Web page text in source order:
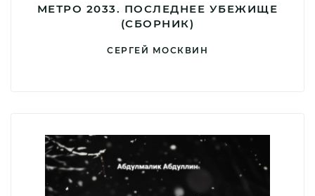
МЕТРО 2033. ПОСЛЕДНЕЕ УБЕЖИЩЕ
(СБОРНИК)
СЕРГЕЙ МОСКВИН